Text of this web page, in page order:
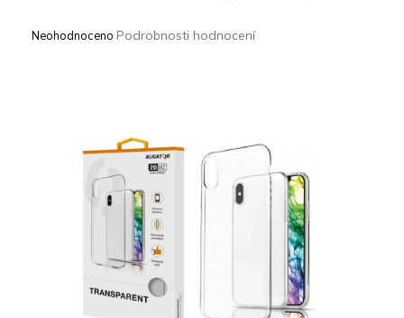
Průměrné
hvězdiček.
Neohodnoceno Podrobnosti hodnocení